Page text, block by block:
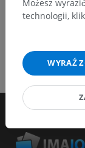
Możesz
technologii,
WYRAŹ